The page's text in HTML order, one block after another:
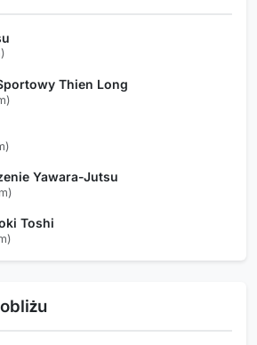
Thien Long
Yawara-Jutsu
Toshi